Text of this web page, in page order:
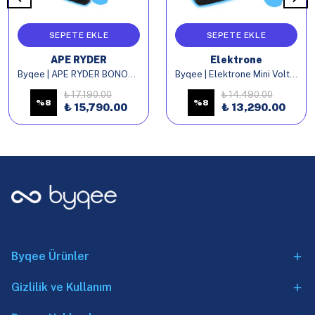
SEPETE EKLE
APE RYDER
Byqee | APE RYDER BONOBO Elektrikli Bisiklet Batarya
%8
₺ 17,190.00
₺ 15,790.00
SEPETE EKLE
Elektrone
Byqee | Elektrone Mini Volt Elektrikli Bisiklet Batarya
%8
₺ 14,490.00
₺ 13,290.00
Byqee Ürünler
Gizlilik ve Kullanım